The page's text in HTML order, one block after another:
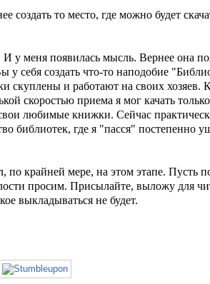
создать то место, где можно будет
у меня появилась мысль. Вернее она
себя создать что-то наподобие
скуплены и работают на своих хозяев.
скоростью приема я мог качать
любимые книжки. Сейчас
библиотек, где я "пасся" постепенно
крайней мере, на этом этапе. Пусть
просим. Присылайте, выложу для
выкладываться не будет.